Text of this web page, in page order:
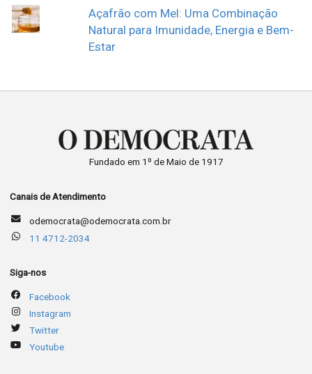
Açafrão com Mel: Uma Combinação
Natural para Imunidade, Energia e Bem-
Estar
Fundado em 1º de Maio de 1917
Canais de Atendimento
odemocrata@odemocrata.com.br
11 4712-2034
Siga-nos
Facebook
Instagram
Twitter
Youtube